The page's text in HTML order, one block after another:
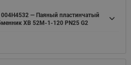
004H4532 — Паяный пластинчатый
XB 52M-1-120 PN25 G2